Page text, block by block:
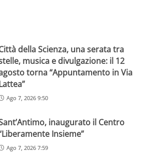
della Scienza, una serata tra
musica e divulgazione: il 12
torna “Appuntamento in Via
Ago 7, 2026 9:50
inaugurato il Centro
Insieme”
Ago 7, 2026 7:59